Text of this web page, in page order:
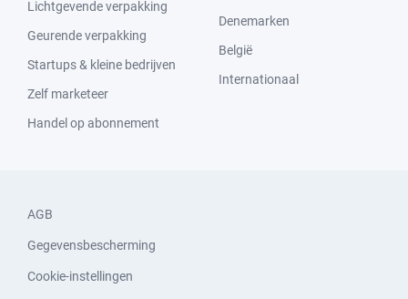
Lichtgevende verpakking
Geurende verpakking
Startups & kleine bedrijven
Zelf marketeer
Handel op abonnement
Denemarken
België
Internationaal
AGB
Gegevensbescherming
Cookie-instellingen